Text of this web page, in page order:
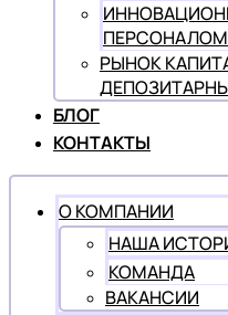
ПЕРСОНАЛОМ
РЫНОК
БЛОГ
КОНТАКТЫ
О КОМПАНИИ
НАША
КОМАНДА
ВАКАНСИИ